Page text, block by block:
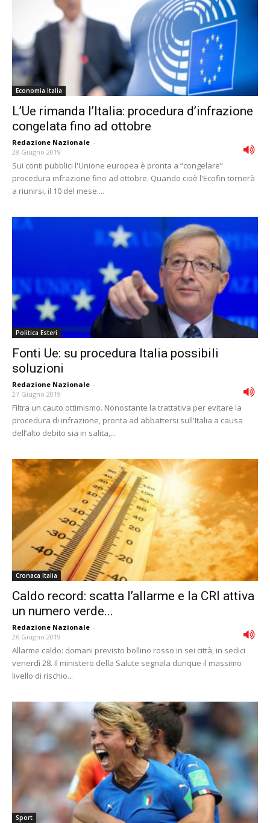
Economia Italia
L’Ue rimanda l’Italia: procedura d’infrazione
congelata fino ad ottobre
Redazione Nazionale -
28 Giugno 2019
Sui conti pubblici l'Unione europea è pronta a “congelare”
procedura infrazione fino ad ottobre. Quando cioè l'Ecofin tornerà
a riunirsi, il 10 del mese....
Politica Esteri
Fonti Ue: su procedura Italia possibili
soluzioni
Redazione Nazionale -
27 Giugno 2019
Filtra un cauto ottimismo. Nonostante la trattativa per evitare la
procedura di infrazione, pronta ad abbattersi sull'Italia a causa
dell’alto debito sia in salita,...
Cronaca Italia
Caldo record: scatta l’allarme e la CRI attiva
un numero verde...
Redazione Nazionale -
26 Giugno 2019
Allarme caldo: domani previsto bollino rosso in sei città, in sedici
venerdì 28. Il ministero della Salute segnala dunque il massimo
livello di rischio...
Sport